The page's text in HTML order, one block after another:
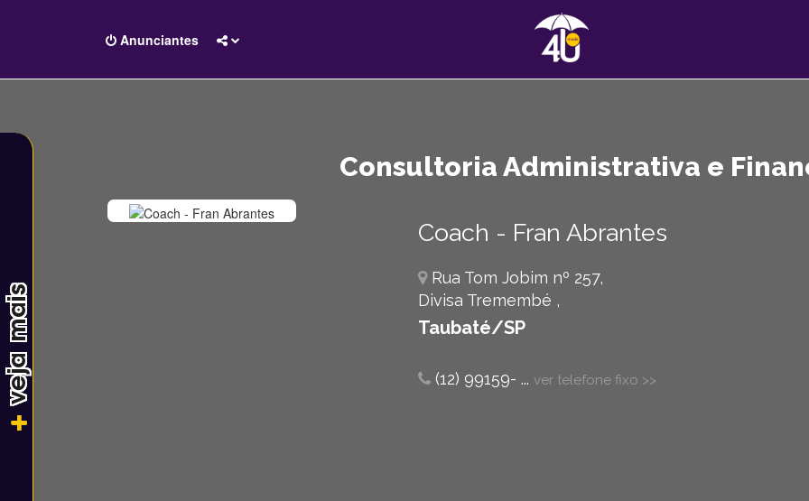
Anunciantes
Consultoria Administrativa e
Coach - Fran Abrantes
Rua Tom Jobim nº 257,
Divisa Tremembé ,
Taubaté/SP
(12) 99159- ... ver telefone fixo >>